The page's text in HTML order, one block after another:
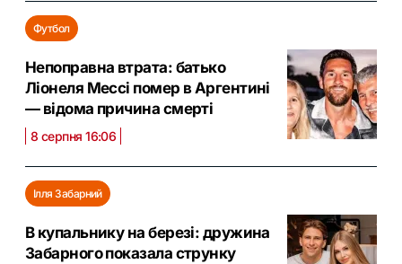
Футбол
Непоправна втрата: батько
Ліонеля Мессі помер в Аргентині
— відома причина смерті
8 серпня 16:06
Ілля Забарний
В купальнику на березі: дружина
Забарного показала струнку